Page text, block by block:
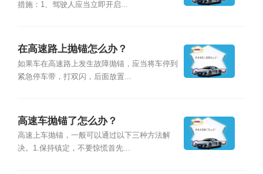
措施：1、驾驶人应当立即开启...
在高速路上抛锚怎么办？
如果车在高速路上发生故障抛锚，应当将车停到
紧急停车带，打双闪，后面放置...
高速车抛锚了怎么办？
高速上车抛锚，一般可以通过以下三种方法解
决。1.保持镇定，不要惊慌首先...